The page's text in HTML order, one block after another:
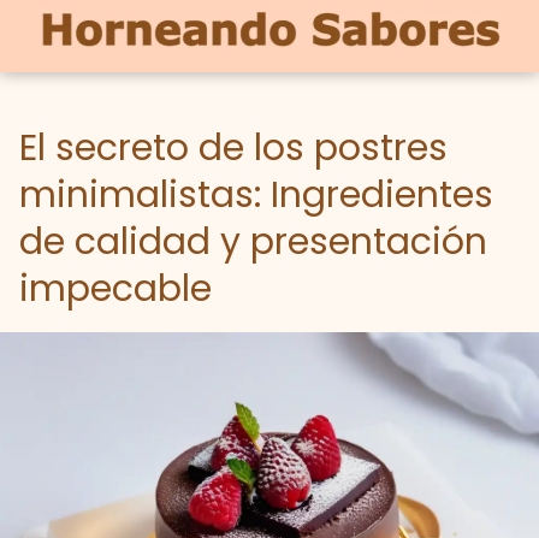
El secreto de los postres
minimalistas: Ingredientes
de calidad y presentación
impecable